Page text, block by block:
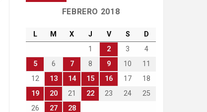
FEBRERO 2018
L M X J V S
D
1
2 3
4
5
6 7 8 9 10
11
12
13 14 15 16 17
18
19
20 21 22 23 24
25
26
27 28